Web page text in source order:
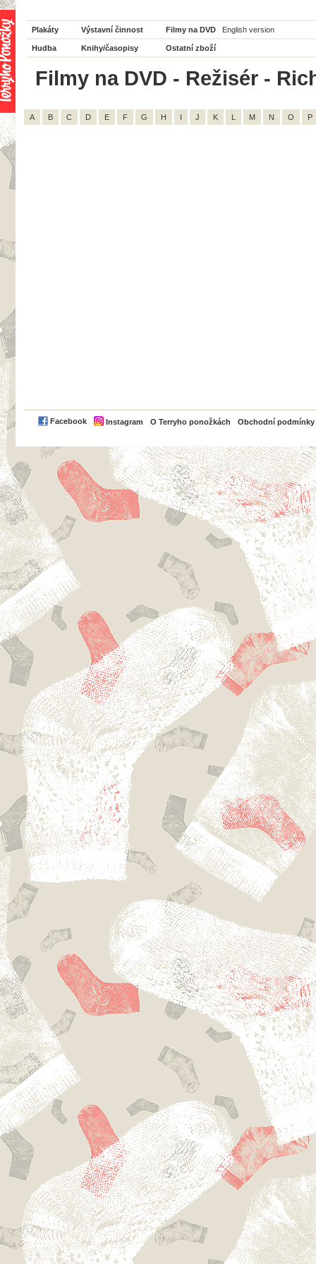
Plakáty Výstavní činnost Filmy na DVD English version
Hudba Knihy/časopisy Ostatní zboží
Filmy na DVD - Režisér -
A B C D E F G H I J K L M N O P
Facebook Instagram O Terryho ponožkách Obchodní podmínky
PayPal